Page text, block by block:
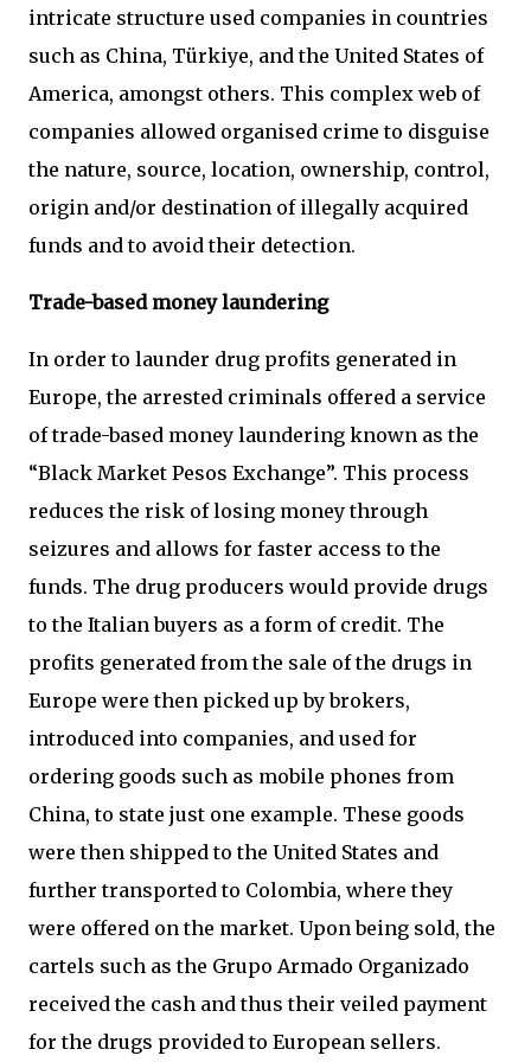
intricate structure used companies in countries
such as China, Türkiye, and the United States of
America, amongst others. This complex web of
companies allowed organised crime to disguise
the nature, source, location, ownership, control,
origin and/or destination of illegally acquired
funds and to avoid their detection.
Trade-based money laundering
In order to launder drug profits generated in
Europe, the arrested criminals offered a service
of trade-based money laundering known as the
“Black Market Pesos Exchange”. This process
reduces the risk of losing money through
seizures and allows for faster access to the
funds. The drug producers would provide drugs
to the Italian buyers as a form of credit. The
profits generated from the sale of the drugs in
Europe were then picked up by brokers,
introduced into companies, and used for
ordering goods such as mobile phones from
China, to state just one example. These goods
were then shipped to the United States and
further transported to Colombia, where they
were offered on the market. Upon being sold, the
cartels such as the Grupo Armado Organizado
received the cash and thus their veiled payment
for the drugs provided to European sellers.